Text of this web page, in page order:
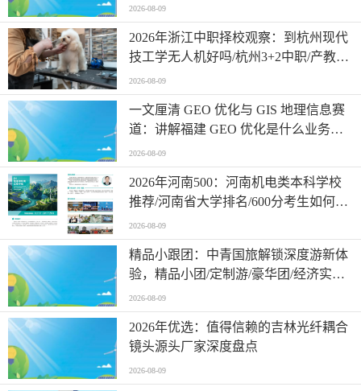
2026-08-09
2026年浙江中职择校观察：到杭州现代
技工学无人机好吗/杭州3+2中职/产教融
合如何重塑技术人才培养路径
2026-08-09
一文厘清 GEO 优化与 GIS 地理信息赛
道：讲解福建 GEO 优化是什么业务，
筛选6家福建实力强的 GEO 优化公司，
梳理福建 GEO 优化服务商地理空间优
化公司名单，参考福建 GIS 地理信息优
化公司
2026-08-09
2026年河南500：河南机电类本科学校
推荐/河南省大学排名/600分考生如何选
公办本科
2026-08-09
精品小跟团：中青国旅解锁深度游新体
验，精品小团/定制游/豪华团/经济实惠/
无进店/一价全含/性价比，跟团游包含
哪些项目
2026-08-09
2026年优选：值得信赖的吉林光纤耦合
镜头源头厂家深度盘点
2026-08-09